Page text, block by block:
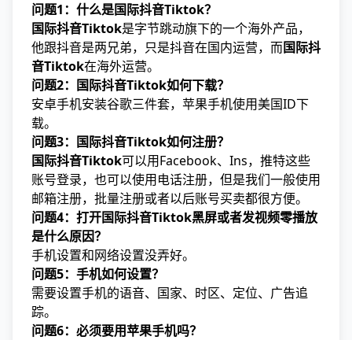
问题1：什么是国际抖音Tiktok？
国际抖音Tiktok是字节跳动旗下的一个海外产品，
他跟抖音是两兄弟，只是抖音在国内运营，而国际抖
音Tiktok在海外运营。
问题2：国际抖音Tiktok如何下载？
安卓手机安装谷歌三件套，苹果手机使用美国ID下
载。
问题3：国际抖音Tiktok如何注册？
国际抖音Tiktok可以用Facebook、Ins，推特这些
账号登录，也可以使用电话注册，但是我们一般使用
邮箱注册，批量注册或者以后账号买卖都很方便。
问题4：打开国际抖音Tiktok黑屏或者发视频零播放
是什么原因？
手机设置和网络设置没弄好。
问题5：手机如何设置？
需要设置手机的语音、国家、时区、定位、广告追
踪。
问题6：必须要用苹果手机吗？